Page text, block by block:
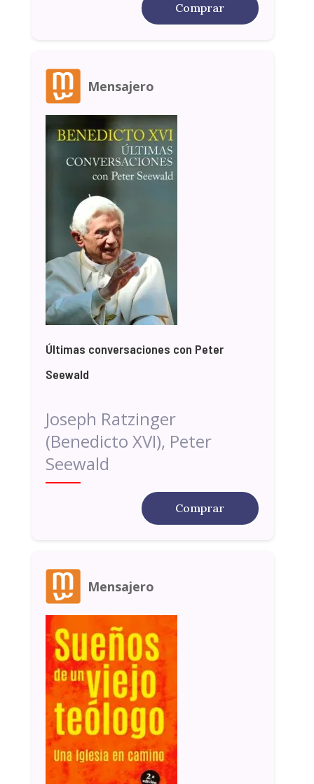
Comprar
Mensajero
Últimas conversaciones con Peter
Seewald
Joseph Ratzinger
(Benedicto XVI), Peter
Seewald
Comprar
Mensajero